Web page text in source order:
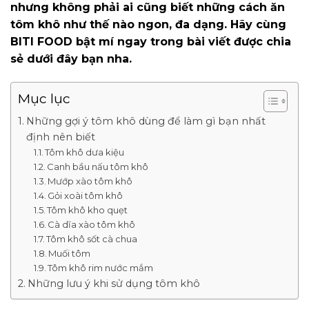
nhưng không phải ai cũng biết những cách ăn
tôm khô như thế nào ngon, đa dạng. Hãy cùng
BITI FOOD bật mí ngay trong bài viết được chia
sẻ dưới đây bạn nha.
Mục lục
Những gợi ý tôm khô dùng để làm gì bạn nhất
định nên biết
Tôm khô dưa kiệu
Canh bầu nấu tôm khô
Mướp xào tôm khô
Gỏi xoài tôm khô
Tôm khô kho quẹt
Cà dĩa xào tôm khô
Tôm khô sốt cà chua
Muối tôm
Tôm khô rim nước mắm
Những lưu ý khi sử dụng tôm khô